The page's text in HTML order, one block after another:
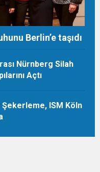
Berlin’e taşıdı
Nürnberg Silah
Açtı
Şekerleme, ISM Köln